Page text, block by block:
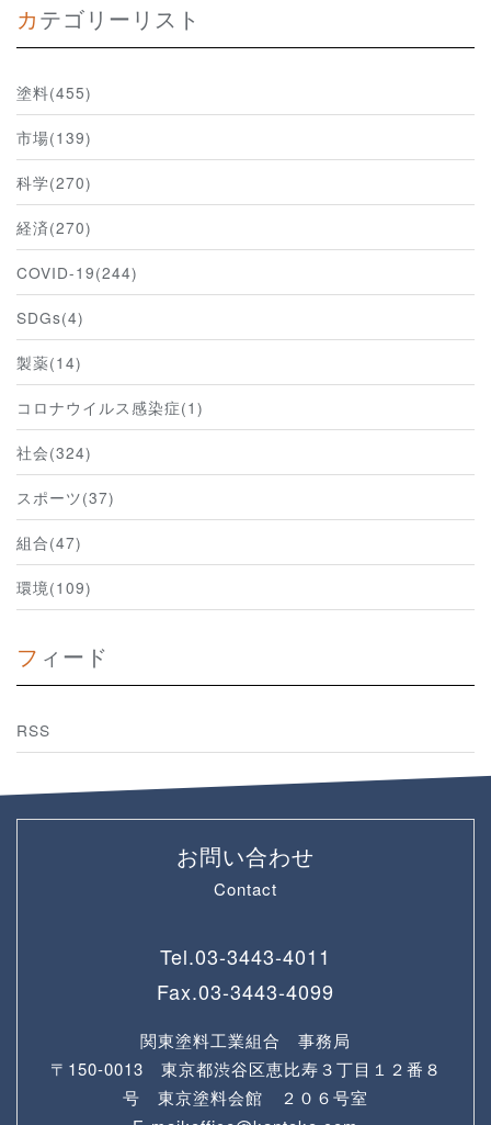
カテゴリーリスト
塗料(455)
市場(139)
科学(270)
経済(270)
COVID-19(244)
SDGs(4)
製薬(14)
コロナウイルス感染症(1)
社会(324)
スポーツ(37)
組合(47)
環境(109)
フィード
RSS
お問い合わせ
Contact
Tel.03-3443-4011
Fax.03-3443-4099
関東塗料工業組合 事務局
〒150-0013 東京都渋谷区恵比寿３丁目１２番８
号 東京塗料会館 ２０６号室